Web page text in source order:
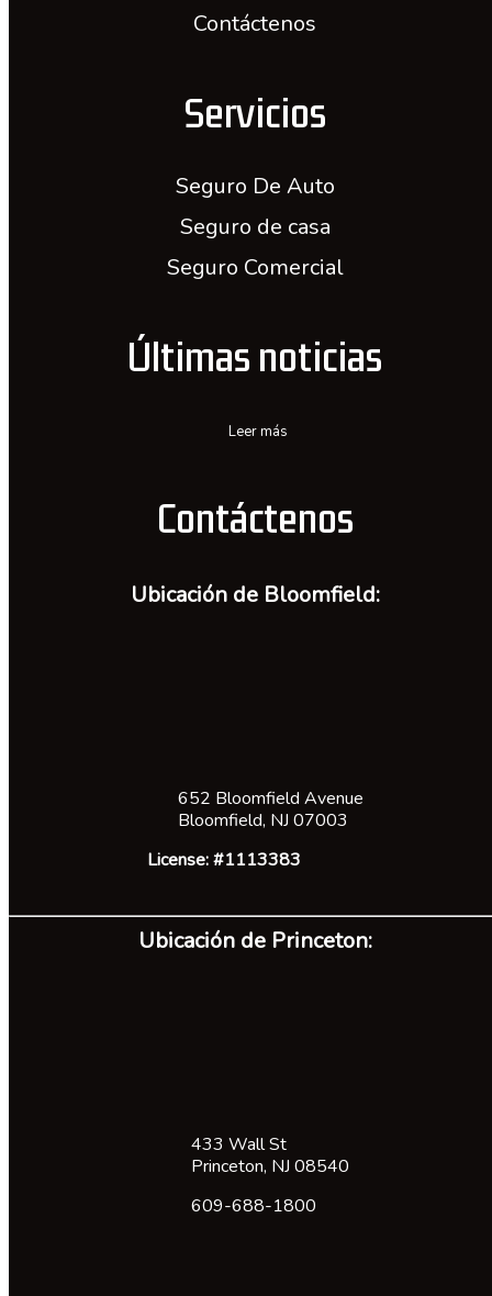
Contáctenos
Servicios
Seguro De Auto
Seguro de casa
Seguro Comercial
Últimas noticias
Leer más
Contáctenos
Ubicación de Bloomfield:
652 Bloomfield Avenue
Bloomfield, NJ 07003
License: #1113383
Ubicación de Princeton:
433 Wall St
Princeton, NJ 08540
609-688-1800